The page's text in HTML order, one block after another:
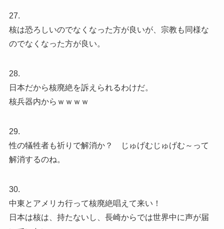
27.
核は恐ろしいのでなくなった方が良いが、宗教も同様な
のでなくなった方が良い。
28.
日本だから核廃絶を訴えられるわけだ。
核兵器内からｗｗｗｗ
29.
性の犠牲者も祈りで解消か？ じゅげむじゅげむ～って
解消するのね。
30.
中東とアメリカ行って核廃絶唱えて来い！
日本は核は、持たないし、長崎からでは世界中に声が届